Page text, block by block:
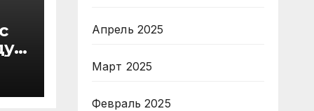
Апрель 2025
Март 2025
Февраль 2025